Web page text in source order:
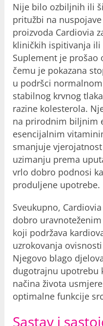
Nije bilo ozbiljnih ili
pritužbi na
proizvoda Cardiovia
kliničkih ispitivanja ili
Suplement je prošao
čemu je pokazana
u podršci
stabilnog krvnog
razine kolesterola.
na prirodnim biljnim
esencijalnim
smanjuje
uzimanju prema
vrlo dobro podnosi
produljene upotrebe.
Sveukupno,
dobro
koji podržava
uzrokovanja
Njegovo blago
dugotrajnu upotrebu
načina života
optimalne funkcije
Sastav i